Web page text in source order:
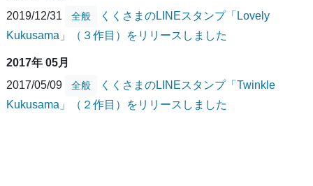
2019/12/31
全般
くくさまのLINEスタンプ「Lovely
Kukusama」（３作目）をリリースしました
2017年 05月
2017/05/09
全般
くくさまのLINEスタンプ「Twinkle
Kukusama」（２作目）をリリースしました